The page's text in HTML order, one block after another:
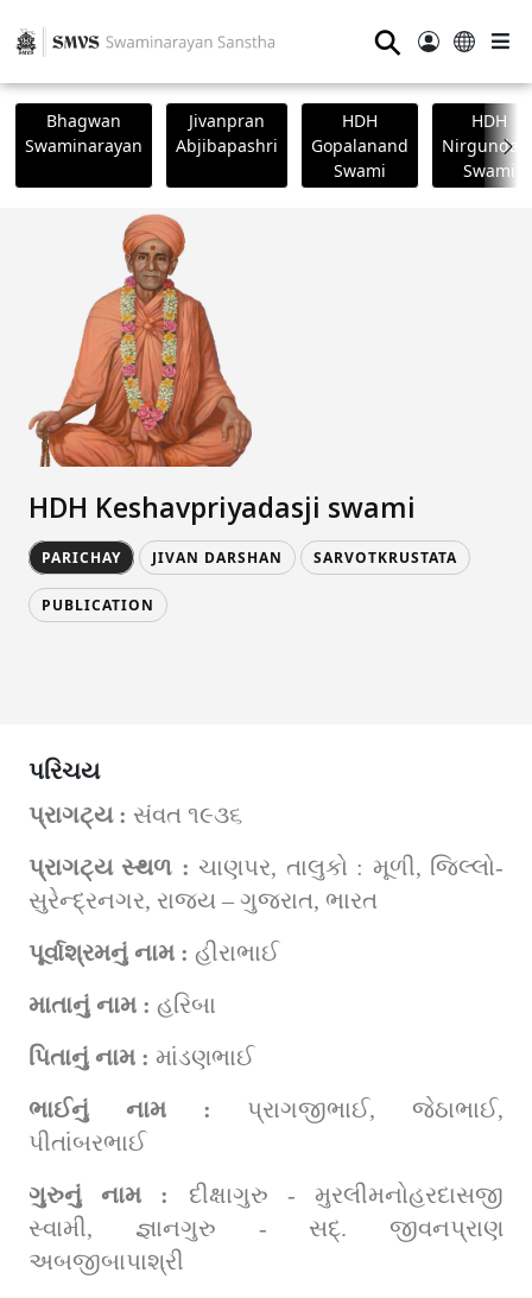
⚲
Bhagwan
Swaminarayan
Jivanpran
Abjibapashri
HDH
Gopalanand
Swami
HDH
Swami
HDH Keshavpriyadasji swami
PARICHAY JIVAN DARSHAN SARVOTKRUSTATA
PUBLICATION
પરિચય
પ્રાગટ્ય : સંવત ૧૯૩૬
પ્રાગટ્ય સ્થળ : ચાણપર, તાલુકો : મૂળી, જિલ્લો-
સુરેન્દ્રનગર, રાજ્ય – ગુજરાત, ભારત
પૂર્વાશ્રમનું નામ : હીરાભાઈ
માતાનું નામ : હરિબા
પિતાનું નામ : માંડણભાઈ
ભાઈનું નામ : પ્રાગજીભાઈ, જેઠાભાઈ,
પીતાંબરભાઈ
ગુરુનું નામ : દીક્ષાગુરુ - મુરલીમનોહરદાસજી
સ્વામી, જ્ઞાનગુરુ - સદ્. જીવનપ્રાણ
અબજીબાપાશ્રી